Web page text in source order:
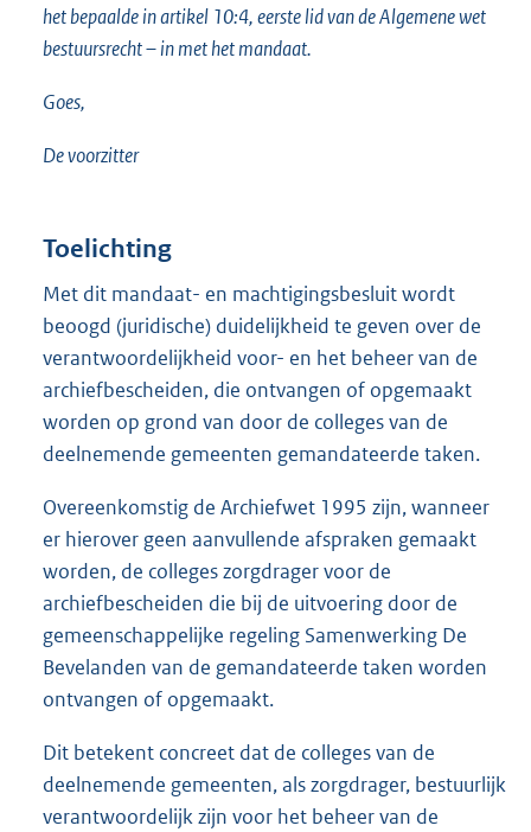
het bepaalde in artikel 10:4, eerste lid van de Algemene wet
bestuursrecht – in met het mandaat.
Goes,
De voorzitter
Toelichting
Met dit mandaat- en machtigingsbesluit wordt
beoogd (juridische) duidelijkheid te geven over de
verantwoordelijkheid voor- en het beheer van de
archiefbescheiden, die ontvangen of opgemaakt
worden op grond van door de colleges van de
deelnemende gemeenten gemandateerde taken.
Overeenkomstig de Archiefwet 1995 zijn, wanneer
er hierover geen aanvullende afspraken gemaakt
worden, de colleges zorgdrager voor de
archiefbescheiden die bij de uitvoering door de
gemeenschappelijke regeling Samenwerking De
Bevelanden van de gemandateerde taken worden
ontvangen of opgemaakt.
Dit betekent concreet dat de colleges van de
deelnemende gemeenten, als zorgdrager, bestuurlijk
verantwoordelijk zijn voor het beheer van de